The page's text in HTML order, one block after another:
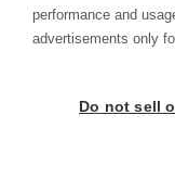
© 1999-2026
performance and
advertisements only
Do not sell